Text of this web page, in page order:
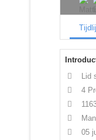
Lid
4
Man
05